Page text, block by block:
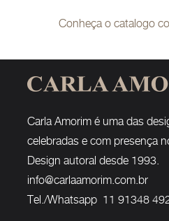
Conheça o catalogo
Carla Amorim é uma das
celebradas e com presença
Design autoral desde 1993.
info@carlaamorim.com.br
Tel./Whatsapp 11 91348